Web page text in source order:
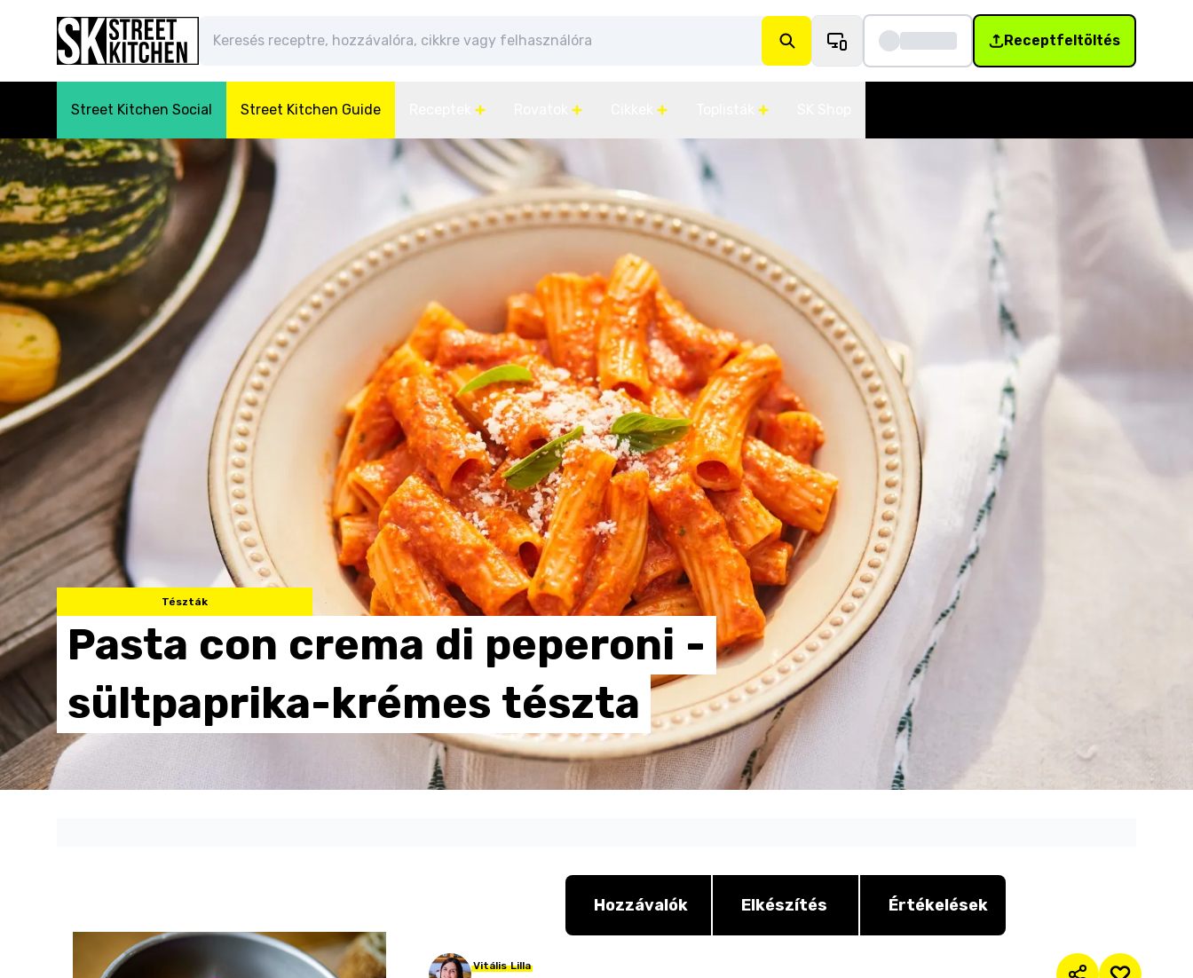
Receptfeltöltés
Street Kitchen Social Street Kitchen Guide
Tészták
Pasta con crema di peperoni -
sültpaprika-krémes tészta
Hozzávalók Elkészítés Értékelések
Vitális Lilla